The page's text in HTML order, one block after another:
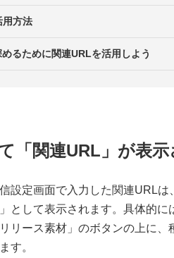
用方法
ランドサイトのURLを掲載する
のURLを掲載する
るために関連URLを活用しよう
「関連URL」が表示
設定画面で入力した関連URL
として表示されます。具体的に
リース素材」のボタンの上に
す。